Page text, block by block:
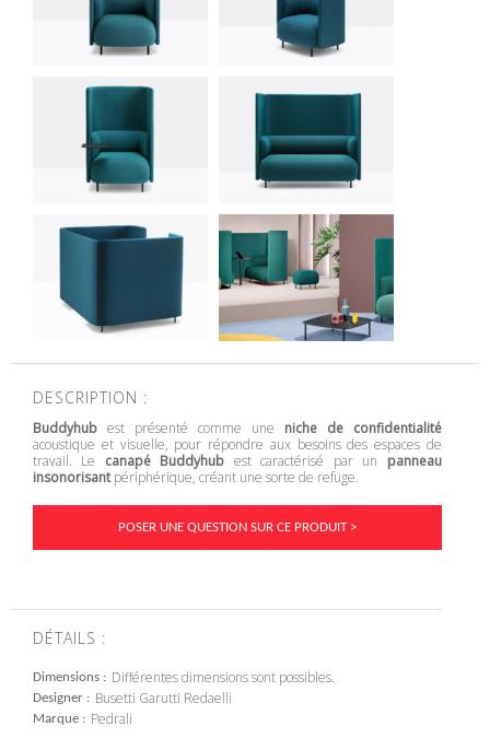
DESCRIPTION :
Buddyhub est présenté comme une niche de confidentialité
acoustique et visuelle, pour répondre aux besoins des espaces de
travail. Le canapé Buddyhub est caractérisé par un panneau
insonorisantpériphérique, créant une sorte de refuge.
POSER UNE QUESTION SUR CE PRODUIT >
DÉTAILS :
Dimensions Différentes dimensions sont possibles.
Designer Busetti Garutti Redaelli
Marque Pedrali